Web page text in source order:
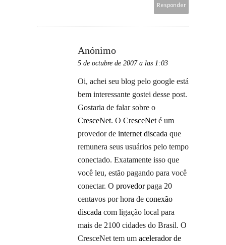
Responder
Anónimo
5 de octubre de 2007 a las 1:03
Oi, achei seu blog pelo google está
bem interessante gostei desse post.
Gostaria de falar sobre o
CresceNet. O CresceNet é um
provedor de internet discada que
remunera seus usuários pelo tempo
conectado. Exatamente isso que
você leu, estão pagando para você
conectar. O provedorpaga 20
centavos por hora de conexão
discada com ligação local para
mais de 2100 cidades do Brasil. O
CresceNet tem um acelerador de